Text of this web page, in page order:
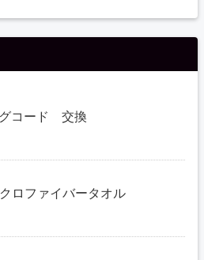
コード 交換
ロファイバータオル